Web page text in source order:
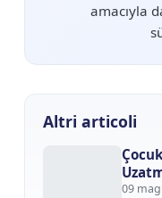
amacıyla
Altri articoli
09